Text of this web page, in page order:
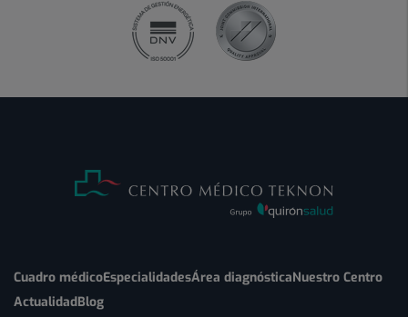
Cuadro médicoEspecialidadesÁrea diagnósticaNuestro Centro
ActualidadBlog